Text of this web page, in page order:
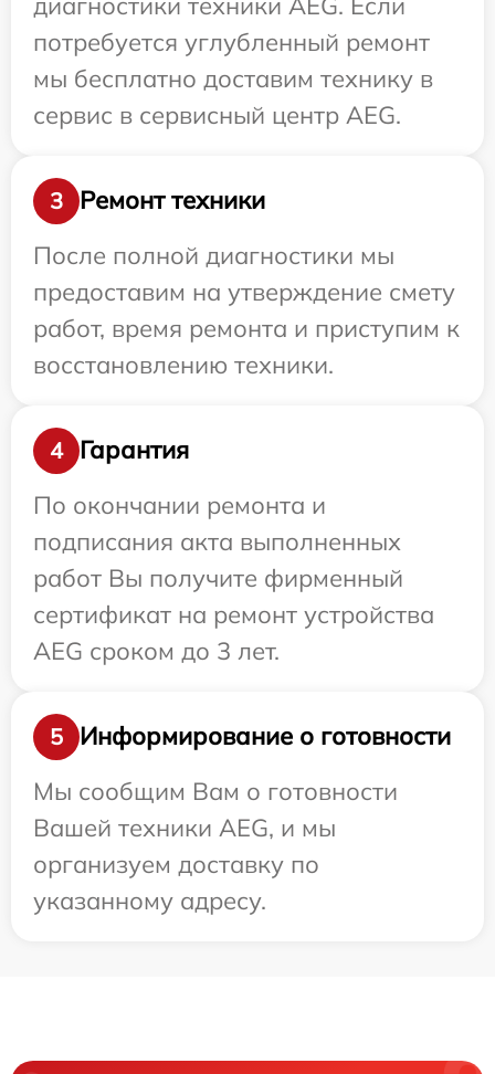
потребуется углубленный ремонт
мы бесплатно доставим технику в
сервис в сервисный центр AEG.
3
Ремонт техники
После полной диагностики мы
предоставим на утверждение смету
работ, время ремонта и приступим к
восстановлению техники.
4
Гарантия
По окончании ремонта и
подписания акта выполненных
работ Вы получите фирменный
сертификат на ремонт устройства
AEG сроком до 3 лет.
5
Информирование о готовности
Мы сообщим Вам о готовности
Вашей техники AEG, и мы
организуем доставку по
указанному адресу.